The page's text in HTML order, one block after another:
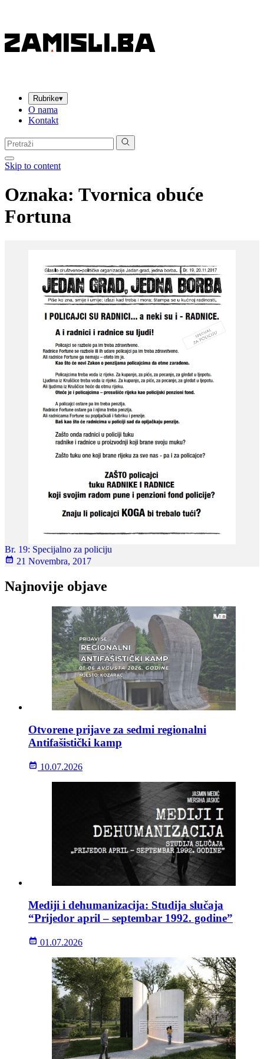
Rubrike▾
O nama
Kontakt
Pretraga:
Skip to content
Oznaka: Tvornica obuće
Fortuna
Br. 19: Specijalno za policiju
21 Novembra, 2017
Najnovije objave
Otvorene prijave za sedmi regionalni
Antifašistički kamp
10.07.2026
Mediji i dehumanizacija: Studija slučaja
“Prijedor april – septembar 1992. godine”
01.07.2026